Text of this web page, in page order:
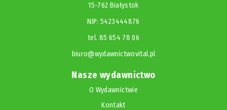
15-762 Białystok
NIP: 5423444876
tel. 85 654 78 06
biuro@wydawnictwovital.pl
Nasze wydawnictwo
O Wydawnictwie
Kontakt